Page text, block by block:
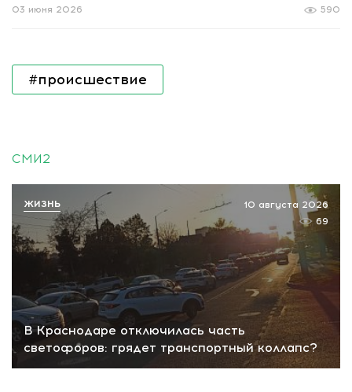
590
03 июня 2026
#происшествие
СМИ2
В Краснодаре отключилась часть
светофоров: грядет транспортный коллапс?
10 августа 2026
69
ЖИЗНЬ